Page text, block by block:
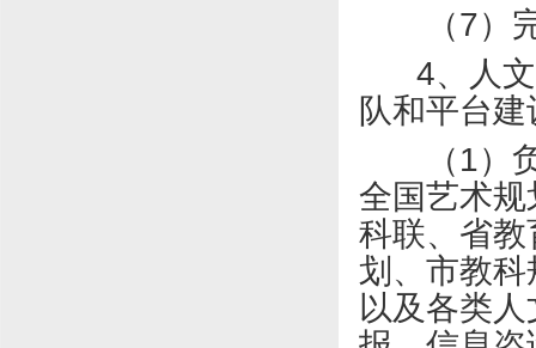
（7）
4、人
队和平台
（1）
全国艺术
科联、省
划、市教
以及各类